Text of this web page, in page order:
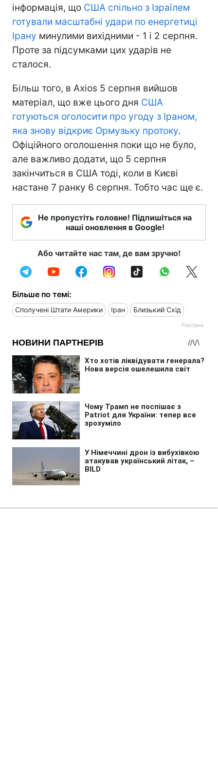
інформація, що США спільно з Ізраїлем
готували масштабні удари по енергетиці
Ірану минулими вихідними - 1 і 2 серпня.
Проте за підсумками цих ударів не
сталося.
Більш того, в Axios 5 серпня вийшов
матеріал, що вже цього дня США
готуються оголосити про угоду з Іраном,
яка знову відкриє Ормузьку протоку.
Офіційного оголошення поки що не було,
але важливо додати, що 5 серпня
закінчиться в США тоді, коли в Києві
настане 7 ранку 6 серпня. Тобто час ще є.
Не пропустіть головне! Підпишіться на
наші оновлення в Google!
Або читайте нас там, де вам зручно!
Більше по темі:
Сполучені Штати Америки Іран Близький Схід